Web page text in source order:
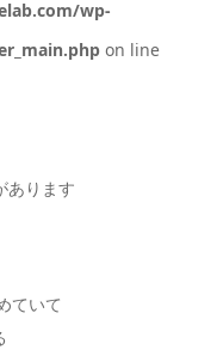
wp-
on line
あります
ていて